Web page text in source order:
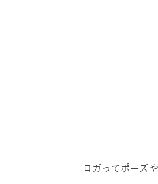
ヨガってポーズ